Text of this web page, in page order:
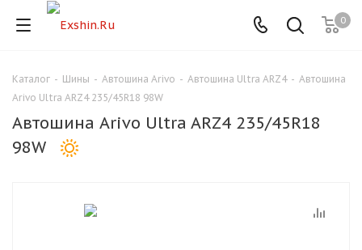
0
Каталог - Шины - Автошина Arivo - Автошина Ultra ARZ4 - Автошина
Arivo Ultra ARZ4 235/45R18 98W
Автошина Arivo Ultra ARZ4 235/45R18
98W
Для клиентов всех банков
Разбейте
оплату